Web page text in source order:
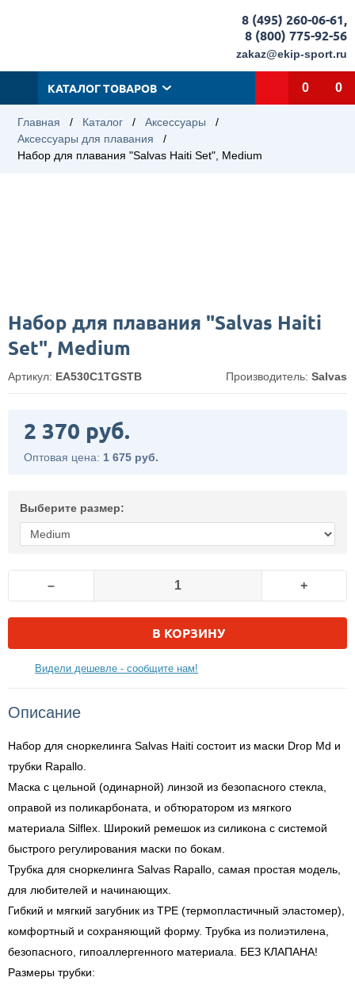
8 (495) 260-06-61,
8 (800) 775-92-56
zakaz@ekip-sport.ru
КАТАЛОГ ТОВАРОВ 0 0
Главная / Каталог / Аксессуары
/
Аксессуары для плавания
/
Набор для плавания "Salvas Haiti Set", Medium
Набор для плавания "Salvas Haiti
Set", Medium
Артикул: EA530C1TGSTB Производитель: Salvas
2 370 руб.
Оптовая цена: 1 675 руб.
Выберите размер:
– +
В КОРЗИНУ
Видели дешевле - сообщите нам!
Описание
Набор для сноркелинга Salvas Haiti состоит из маски Drop Md и
трубки Rapallo.
Маска с цельной (одинарной) линзой из безопасного стекла,
оправой из поликарбоната, и обтюратором из мягкого
материала Silflex. Широкий ремешок из силикона с системой
быстрого регулирования маски по бокам.
Трубка для сноркелинга Salvas Rapallo, самая простая модель,
для любителей и начинающих.
Гибкий и мягкий загубник из ТРЕ (термопластичный эластомер),
комфортный и сохраняющий форму. Трубка из полиэтилена,
безопасного, гипоаллергенного материала. БЕЗ КЛАПАНА!
Размеры трубки: